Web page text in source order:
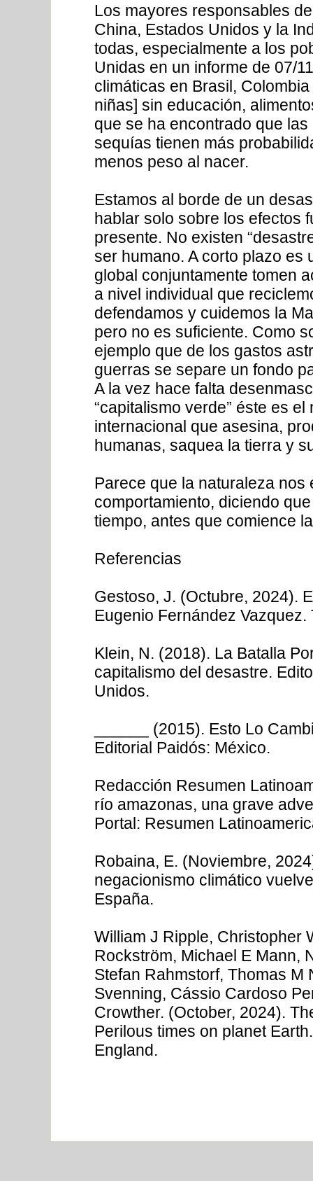
Los mayores responsables
China, Estados Unidos y la
todas, especialmente a los
Unidas en un informe de 07/
climáticas en Brasil,
niñas] sin educación,
que se ha encontrado que
sequías tienen más
menos peso al nacer.
Estamos al borde de un
hablar solo sobre los efectos
presente. No existen
ser humano. A corto plazo es
global conjuntamente tomen
a nivel individual que
defendamos y cuidemos la
pero no es suficiente. Como
ejemplo que de los gastos
guerras se separe un fondo
A la vez hace falta
“capitalismo verde” éste es
internacional que asesina,
humanas, saquea la tierra y
Parece que la naturaleza
comportamiento, diciendo
tiempo, antes que comience
Referencias
Gestoso, J. (Octubre, 2024).
Eugenio Fernández Vazquez.
Klein, N. (2018). La Batalla
capitalismo del desastre.
Unidos.
______ (2015). Esto Lo
Editorial Paidós: México.
Redacción Resumen
río amazonas, una grave
Portal: Resumen
Robaina, E. (Noviembre,
negacionismo climático
España.
William J Ripple, Christopher
Rockström, Michael E Mann,
Stefan Rahmstorf, Thomas
Svenning, Cássio Cardoso
Crowther. (October, 2024).
Perilous times on planet
England.